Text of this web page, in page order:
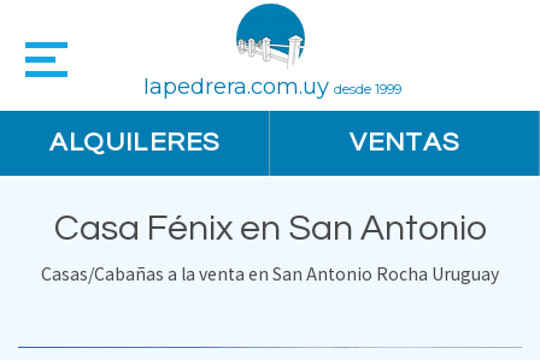
lapedrera.com.uy desde 1999
ALQUILERES VENTAS
Casa Fénix en San Antonio
Casas/Cabañas a la venta en San Antonio Rocha Uruguay